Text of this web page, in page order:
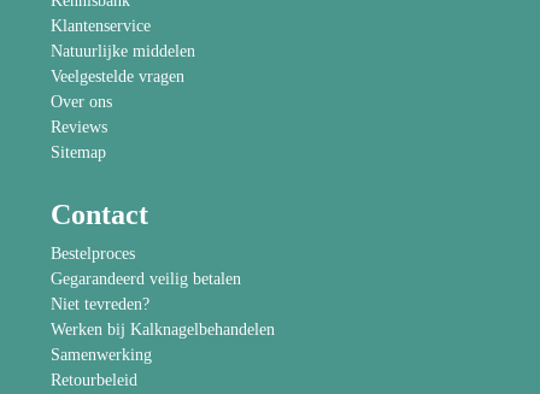
Klantenservice
Natuurlijke middelen
Veelgestelde vragen
Over ons
Reviews
Sitemap
Contact
Bestelproces
Gegarandeerd veilig betalen
Niet tevreden?
Werken bij Kalknagelbehandelen
Samenwerking
Retourbeleid